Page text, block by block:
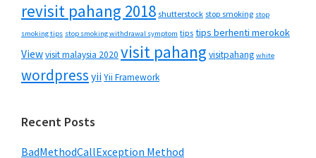
revisit pahang 2018 shutterstock stop smoking stop
smoking tips stop smoking withdrawal symptom tips tips berhenti merokok
Viewvisit malaysia 2020 visit pahang visitpahang white
wordpress yii Yii Framework
Recent Posts
BadMethodCallException Method